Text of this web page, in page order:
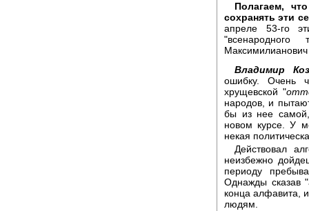
Полагаем,
сохранять эти
апреле 53-го
Максимилианович
Владимир
ошибку. Очень
хрущевской "
народов, и
бы из нее
новом курсе. У
некая
Действовал
неизбежно
периоду
Однажды сказав
конца алфавита,
людям.